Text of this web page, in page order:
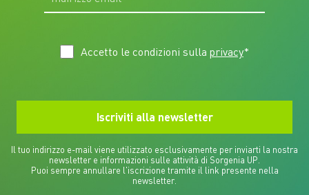
Accetto le condizioni sulla privacy*
Il tuo indirizzo e-mail viene utilizzato esclusivamente per inviarti la nostra
newsletter e informazioni sulle attività di Sorgenia UP.
Puoi sempre annullare l'iscrizione tramite il link presente nella
newsletter.